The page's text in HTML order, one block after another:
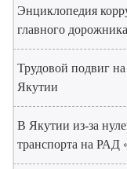
Энциклопедия
главного
Трудовой подвиг
Якутии
В Якутии из-за
транспорта на РАД